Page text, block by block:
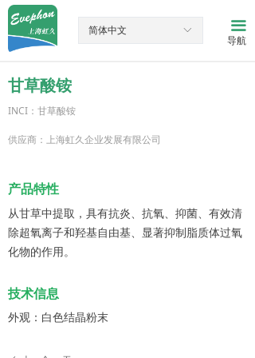
끀
网站首页
产品中心
新闻资讯
导航
ꀅ
简体中文
甘草酸铵
INCI：甘草酸铵
供应商：上海虹久企业发展有限公司
产品特性
从甘草中提取，具有抗炎、抗氧、抑菌、有效清
除超氧离子和羟基自由基、显著抑制脂质体过氧
化物的作用。
技术信息
外观：白色结晶粉末